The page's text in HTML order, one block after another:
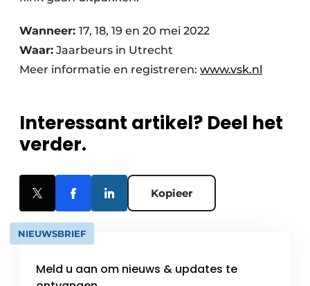
Wanneer: 17, 18, 19 en 20 mei 2022
Waar: Jaarbeurs in Utrecht
Meer informatie en registreren: www.vsk.nl
Interessant artikel? Deel het
verder.
Kopieer
NIEUWSBRIEF
Meld u aan om nieuws & updates te